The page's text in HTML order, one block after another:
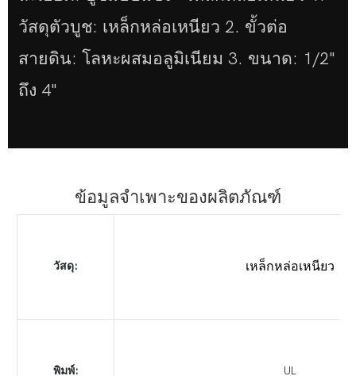
วัสดุตัวบูช: เหล็กหล่อเหนียว 2. ขั้วต่อ
สายดิน: โลหะผสมอลูมิเนียม 3. ขนาด: 1/2"
ถึง 4"
ข้อมูลจำเพาะของผลิตภัณฑ์
วัสดุ: เหล็กหล่อเหนียว
พิมพ์: UL